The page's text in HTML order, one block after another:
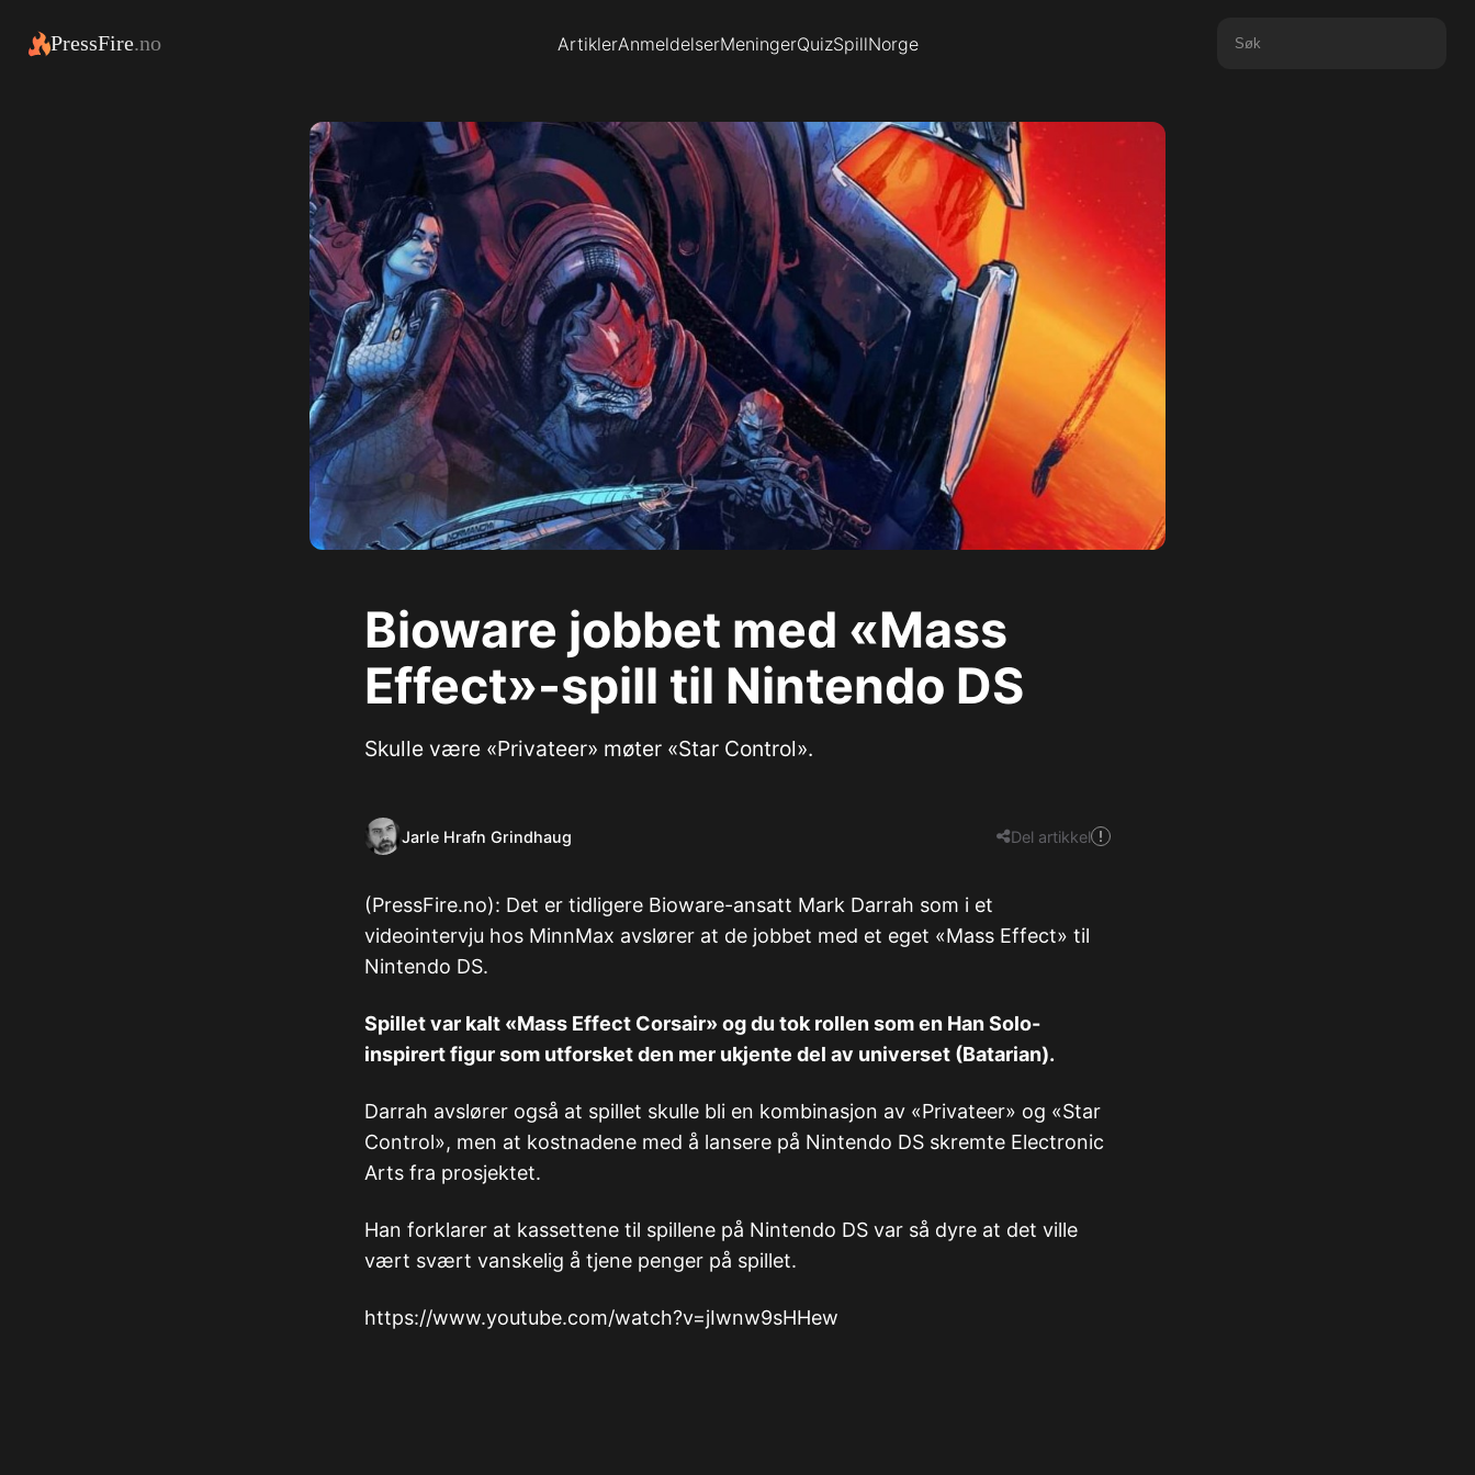
PressFire.no ArtiklerAnmeldelserMeningerQuizSpillNorge
Bioware jobbet med «Mass
Effect»-spill til Nintendo DS
Skulle være «Privateer» møter «Star Control».
Jarle Hrafn Grindhaug Del artikkel
​​(PressFire.no): Det er tidligere Bioware-ansatt Mark Darrah som i et
videointervju hos MinnMax avslører at de jobbet med et eget «Mass Effect» til
Nintendo DS.
Spillet var kalt «Mass Effect Corsair» og du tok rollen som en Han Solo-
inspirert figur som utforsket den mer ukjente del av universet (Batarian).
Darrah avslører også at spillet skulle bli en kombinasjon av «Privateer» og «Star
Control», men at kostnadene med å lansere på Nintendo DS skremte Electronic
Arts fra prosjektet.
Han forklarer at kassettene til spillene på Nintendo DS var så dyre at det ville
vært svært vanskelig å tjene penger på spillet.
https://www.youtube.com/watch?v=jIwnw9sHHew